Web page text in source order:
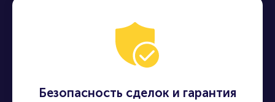
Безопасность сделок и гарантия